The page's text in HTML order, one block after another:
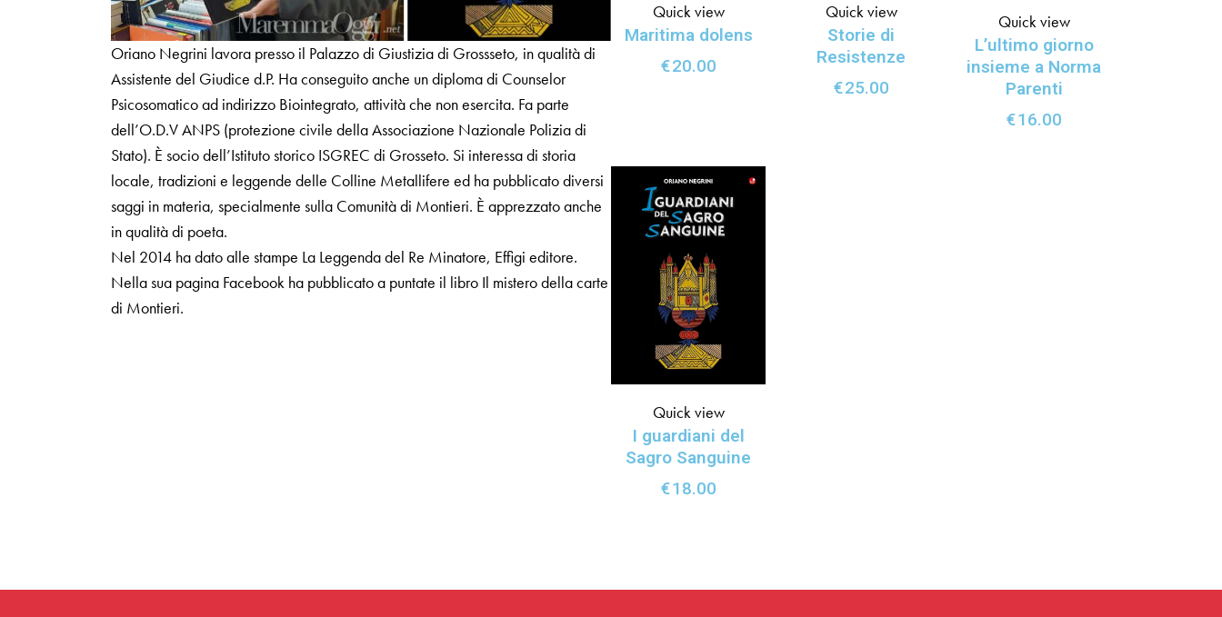
Oriano Negrini lavora presso il Palazzo di Giustizia di Grossseto, in qualità di
Assistente del Giudice d.P. Ha conseguito anche un diploma di Counselor
Psicosomatico ad indirizzo Biointegrato, attività che non esercita. Fa parte
dell’O.D.V ANPS (protezione civile della Associazione Nazionale Polizia di
Stato). È socio dell’Istituto storico ISGREC di Grosseto. Si interessa di storia
locale, tradizioni e leggende delle Colline Metallifere ed ha pubblicato diversi
saggi in materia, specialmente sulla Comunità di Montieri. È apprezzato anche
in qualità di poeta.
Nel 2014 ha dato alle stampe La Leggenda del Re Minatore, Effigi editore.
Nella sua pagina Facebook ha pubblicato a puntate il libro Il mistero della carte
di Montieri.
Maritima dolens
€20.00
Quick view
Storie di
Resistenze
€25.00
Quick view
L’ultimo giorno
insieme a Norma
Parenti
€16.00
Quick view
I guardiani del
Sagro Sanguine
€18.00
Quick view